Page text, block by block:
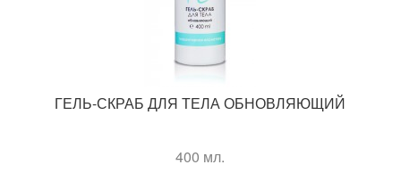
ГЕЛЬ-СКРАБ ДЛЯ ТЕЛА ОБНОВЛЯЮЩИЙ
400 мл.